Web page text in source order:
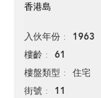
香港島
入伙年份 1963
樓齡 61
樓盤類型 住宅
街號 11